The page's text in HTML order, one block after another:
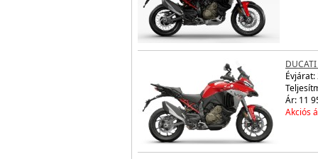
Évjárat:
Ár: 11
Akciós